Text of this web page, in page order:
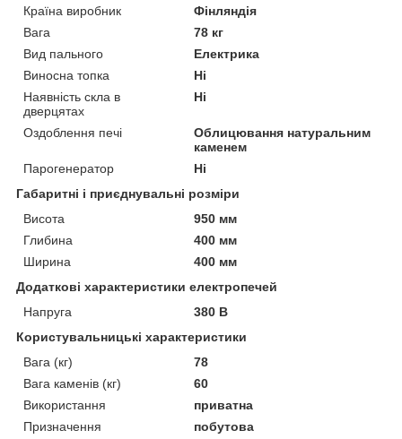
Країна виробник
Фінляндія
Вага
78 кг
Вид пального
Електрика
Виносна топка
Ні
Наявність скла в
дверцятах
Ні
Оздоблення печі
Облицювання натуральним
каменем
Парогенератор
Ні
Габаритні і приєднувальні розміри
Висота
950 мм
Глибина
400 мм
Ширина
400 мм
Додаткові характеристики електропечей
Напруга
380 В
Користувальницькі характеристики
Вага (кг)
78
Вага каменів (кг)
60
Використання
приватна
Призначення
побутова